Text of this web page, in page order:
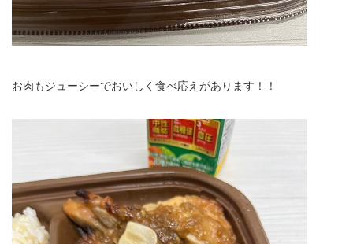
お肉もジューシーでおいしく食べ応えがあります！！